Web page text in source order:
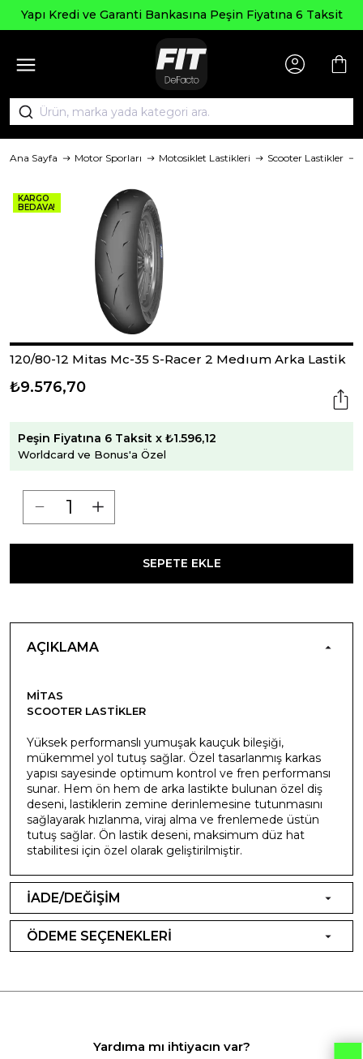
Yapı Kredi ve Garanti Bankasına Peşin Fiyatına 6 Taksit
Ana Sayfa Motor Sporları Motosiklet Lastikleri Scooter Lastikler
KARGO
BEDAVA!
120/80-12 Mitas Mc-35 S-Racer 2 Medıum Arka Lastik
₺9.576,70
Peşin Fiyatına 6 Taksit x ₺1.596,12
Worldcard ve Bonus'a Özel
SEPETE EKLE
AÇIKLAMA
MITAS
SCOOTER LASTIKLER
Yüksek performanslı yumuşak kauçuk bileşiği,
mükemmel yol tutuş sağlar. Özel tasarlanmış karkas
yapısı sayesinde optimum kontrol ve fren performansı
sunar. Hem ön hem de arka lastikte bulunan özel diş
deseni, lastiklerin zemine derinlemesine tutunmasını
sağlayarak hızlanma, viraj alma ve frenlemede üstün
tutuş sağlar. Ön lastik deseni, maksimum düz hat
stabilitesi için özel olarak geliştirilmiştir.
İADE/DEĞİŞİM
ÖDEME SEÇENEKLERİ
Yardıma mı ihtiyacın var?